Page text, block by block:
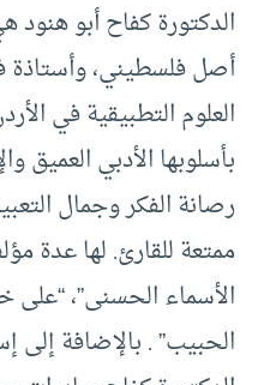
الدكتورة كفاح أبو هنود
أصل فلسطيني، وأستاذة
العلوم التطبيقية في
بأسلوبها الأدبي العميق
رصانة الفكر وجمال
ممتعة للقارئ. لها عدة
الأسماء الحسنى”،
الحبيب” . بالإضافة إلى